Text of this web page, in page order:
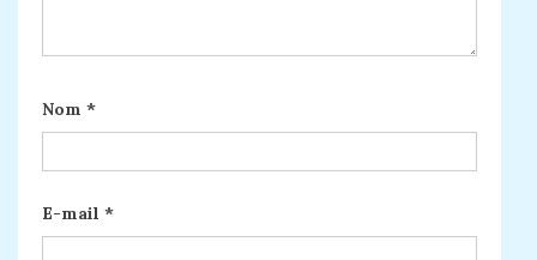
Nom *
E-mail *